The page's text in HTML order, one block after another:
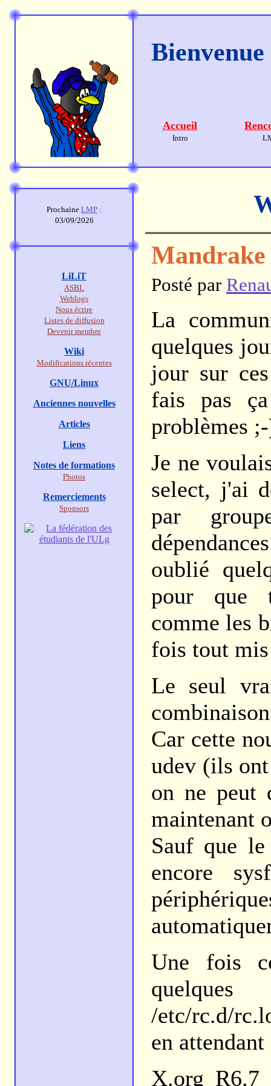
Accueil
Intro
Mandrake
Posté par
La
quelques
jour sur
fais pas
problèmes
Je ne
select, j'ai
par
oublié
pour que
comme les
fois tout
Le seul
Car cette
udev (ils
on ne peut
maintenant
Sauf que
encore
Une fois
/etc/rc.d/
en
X.org R6.7
Prochaine LMP :
03/09/2026
LiLiT
ASBL
Weblogs
Nous écrire
Listes de diffusion
Devenir membre
Wiki
Modifications récentes
GNU/Linux
Anciennes nouvelles
Articles
Liens
Notes de formations
Photos
Remerciements
Sponsors